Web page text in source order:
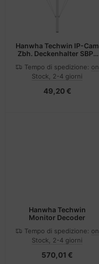
Hanwha Techwin IP-Cam
Zbh. Deckenhalter SBP-
Tempo di spedizione: on
Stock, 2-4 giorni
49,20 €
Hanwha Techwin
Monitor Decoder
Tempo di spedizione: on
Stock, 2-4 giorni
570,01 €